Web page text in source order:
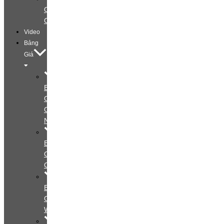
Quảng
Cáo
Video
Bảng
Giá
Bảng
Giá
Cá
Nhân
Bảng
Giá
Couple
Bảng
Giá
Wedding